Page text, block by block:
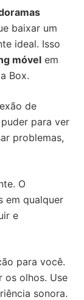
baixar um
ideal. Isso
móvel em
Box.
de
para ver
problemas,
O
em qualquer
e
para você.
os olhos. Use
sonora.